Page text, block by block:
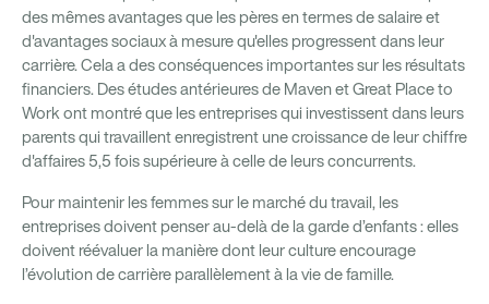
des mêmes avantages que les pères en termes de salaire et
d'avantages sociaux à mesure qu'elles progressent dans leur
carrière. Cela a des conséquences importantes sur les résultats
financiers. Des études antérieures de Maven et Great Place to
Work ont montré que les entreprises qui investissent dans leurs
parents qui travaillent enregistrent une croissance de leur chiffre
d'affaires 5,5 fois supérieure à celle de leurs concurrents.
Pour maintenir les femmes sur le marché du travail, les
entreprises doivent penser au-delà de la garde d’enfants : elles
doivent réévaluer la manière dont leur culture encourage
l’évolution de carrière parallèlement à la vie de famille.